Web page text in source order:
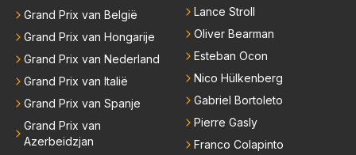
Grand Prix van België
Grand Prix van Hongarije
Grand Prix van Nederland
Grand Prix van Italië
Grand Prix van Spanje
Grand Prix van
Azerbeidzjan
Lance Stroll
Oliver Bearman
Esteban Ocon
Nico Hülkenberg
Gabriel Bortoleto
Pierre Gasly
Franco Colapinto